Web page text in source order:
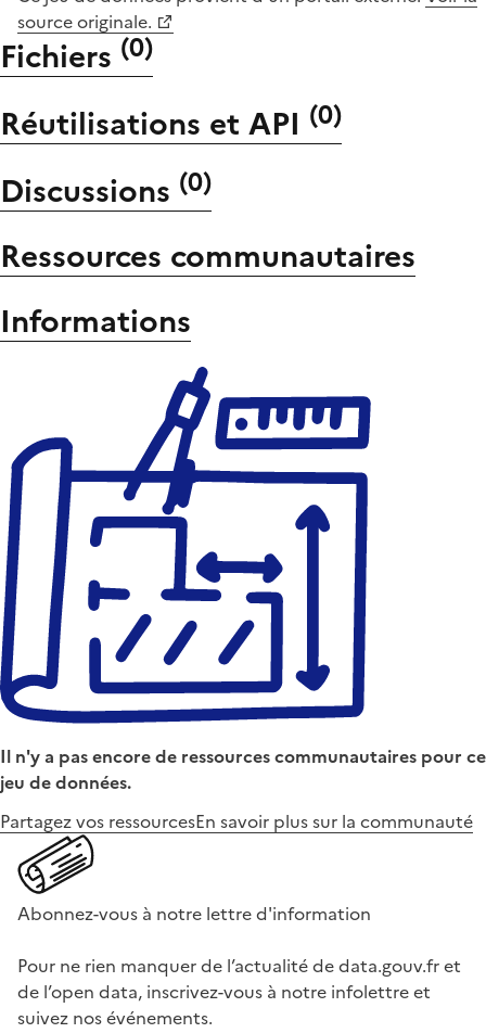
source originale.
Fichiers (0)
Réutilisations et API (0)
Discussions (0)
Ressources communautaires
Informations
Il n'y a pas encore de ressources communautaires pour ce
jeu de données.
Partagez vos ressourcesEn savoir plus sur la communauté
Abonnez-vous à notre lettre d'information
Pour ne rien manquer de l’actualité de data.gouv.fr et
de l’open data, inscrivez-vous à notre infolettre et
suivez nos événements.